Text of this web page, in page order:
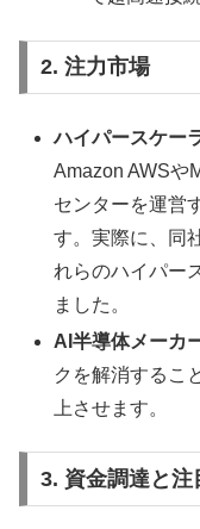
2. 注力市場
ハイパースケー
Amazon AWSや
センターを運営
す。実際に、同
れらのハイパー
ました。
AI半導体メーカ
クを解消するこ
上させます。
3. 資金調達と注